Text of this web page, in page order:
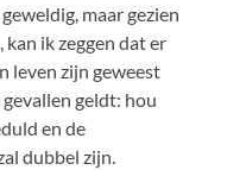
maar gezien
ik zeggen dat er
leven zijn geweest
geldt: hou
en de
dubbel zijn.